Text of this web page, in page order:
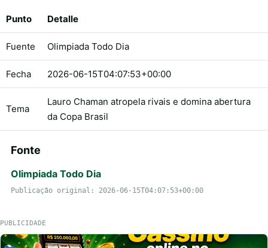
Punto Detalle
Fuente Olimpiada Todo Dia
Fecha 2026-06-15T04:07:53+00:00
Tema
Lauro Chaman atropela rivais e domina abertura
da Copa Brasil
Fonte
Olimpiada Todo Dia
Publicação original: 2026-06-15T04:07:53+00:00
PUBLICIDADE